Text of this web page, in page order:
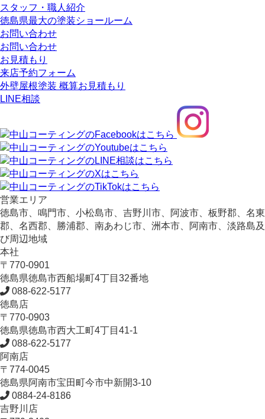
スタッフ・職人紹介
徳島県最大の塗装ショールーム
お問い合わせ
お問い合わせ
お見積もり
来店予約フォーム
外壁屋根塗装 概算お見積もり
LINE相談
営業エリア
徳島市、鳴門市、小松島市、吉野川市、阿波市、板野郡、名東
郡、名西郡、勝浦郡、南あわじ市、洲本市、阿南市、淡路島及
び周辺地域
本社
〒770-0901
徳島県徳島市西船場町4丁目32番地
088-622-5177
徳島店
〒770-0903
徳島県徳島市西大工町4丁目41-1
088-622-5177
阿南店
〒774-0045
徳島県阿南市宝田町今市中新開3-10
0884-24-8186
吉野川店